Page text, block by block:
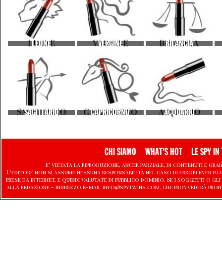
LEONE VERGINE BILANCIA
SAGITTARIO CAPRICORNO ACQUARIO
CHI SIAMO WHAT'S HOT LE SPY IN
E' vietata la riproduzione, anche parziale, di contenuti e
L'editore non si assume nessuna responsabilità nel caso di errori
prese da Internet, e quindi valutate di pubblico dominio. Se i soggetti
alla redazione - indirizzo e-mail info@spytwins.com, che provvederà